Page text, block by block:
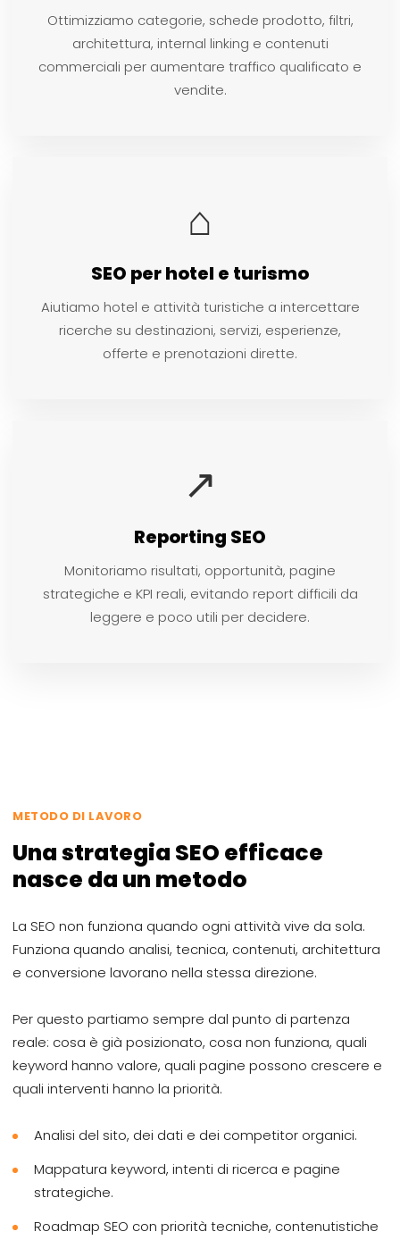
Ottimizziamo categorie, schede prodotto, filtri,
architettura, internal linking e contenuti
commerciali per aumentare traffico qualificato e
vendite.
⌂
SEO per hotel e turismo
Aiutiamo hotel e attività turistiche a intercettare
ricerche su destinazioni, servizi, esperienze,
offerte e prenotazioni dirette.
↗
Reporting SEO
Monitoriamo risultati, opportunità, pagine
strategiche e KPI reali, evitando report difficili da
leggere e poco utili per decidere.
METODO DI LAVORO
Una strategia SEO efficace
nasce da un metodo
La SEO non funziona quando ogni attività vive da sola.
Funziona quando analisi, tecnica, contenuti, architettura
e conversione lavorano nella stessa direzione.
Per questo partiamo sempre dal punto di partenza
reale: cosa è già posizionato, cosa non funziona, quali
keyword hanno valore, quali pagine possono crescere e
quali interventi hanno la priorità.
Analisi del sito, dei dati e dei competitor organici.
Mappatura keyword, intenti di ricerca e pagine
strategiche.
Roadmap SEO con priorità tecniche, contenutistiche